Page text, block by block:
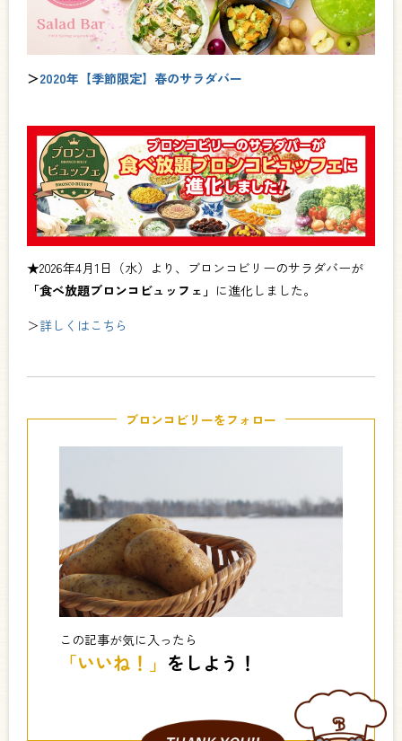
＞2020年【季節限定】春のサラダバー
★2026年4月1日（水）より、ブロンコビリーのサラダバーが
「食べ放題ブロンコビュッフェ」 に進化しました。
＞詳しくはこちら
ブロンコビリーをフォロー
この記事が気に入ったら
「いいね！」 をしよう！